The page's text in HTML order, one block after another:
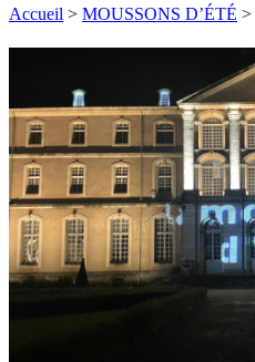
Accueil > MOUSSONS D’ÉTÉ >